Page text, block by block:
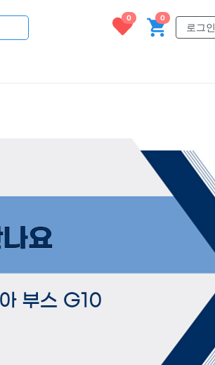
0 0
로그인